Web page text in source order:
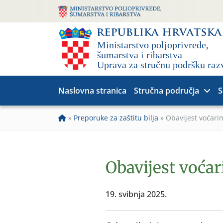
Naslovna stranica Stručna područja
» Preporuke za zaštitu bilja » Obavijest
Obavijest
19. svibnja 2025.